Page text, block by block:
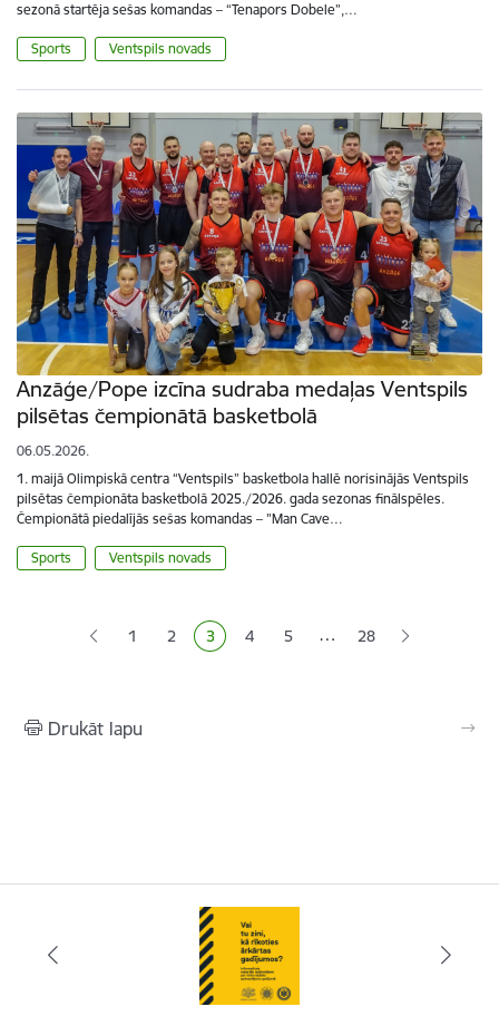
sezonā startēja sešas komandas – “Tenapors Dobele”,…
Sports Ventspils novads
Anzāģe/Pope izcīna sudraba medaļas Ventspils
pilsētas čempionātā basketbolā
06.05.2026.
1. maijā Olimpiskā centra “Ventspils” basketbola hallē norisinājās Ventspils
pilsētas čempionāta basketbolā 2025./2026. gada sezonas finālspēles.
Čempionātā piedalījās sešas komandas – "Man Cave…
Sports Ventspils novads
Lapa
1 Lapa
2 Pašreizējā lapa
3 Lapa
4 Lapa
5 … 28
Drukāt lapu